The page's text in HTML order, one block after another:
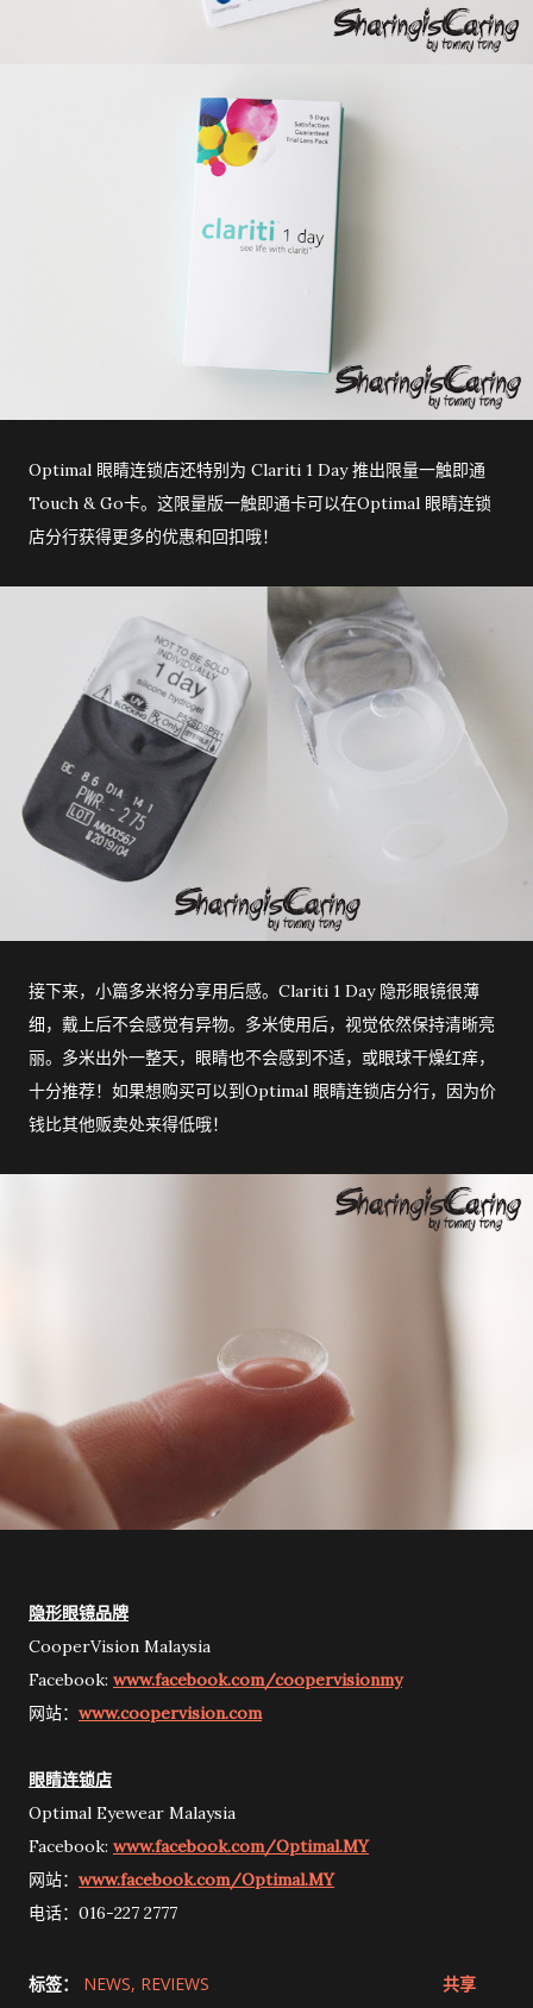
Optimal 眼睛连锁店还特别为 Clariti 1 Day 推出限量一触即通
Touch & Go卡。这限量版一触即通卡可以在Optimal 眼睛连锁
店分行获得更多的优惠和回扣哦！
接下来，小篇多米将分享用后感。Clariti 1 Day 隐形眼镜很薄
细，戴上后不会感觉有异物。多米使用后，视觉依然保持清晰亮
丽。多米出外一整天，眼睛也不会感到不适，或眼球干燥红痒，
十分推荐！如果想购买可以到Optimal 眼睛连锁店分行，因为价
钱比其他贩卖处来得低哦！
隐形眼镜品牌
CooperVision Malaysia
Facebook: www.facebook.com/coopervisionmy
网站： www.coopervision.com
眼睛连锁店
Optimal Eyewear Malaysia
Facebook: www.facebook.com/Optimal.MY
网站： www.facebook.com/Optimal.MY
电话：016-227 2777
标签： NEWS REVIEWS 共享